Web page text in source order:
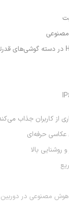
از کاربران جذاب
هوش مصنوعی در دوربین